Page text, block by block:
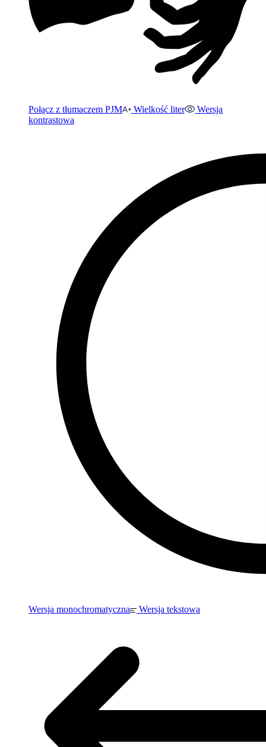
Połącz z tłumaczem PJM Wielkość liter
Wersja
kontrastowa
Wersja monochromatyczna Wersja tekstowa